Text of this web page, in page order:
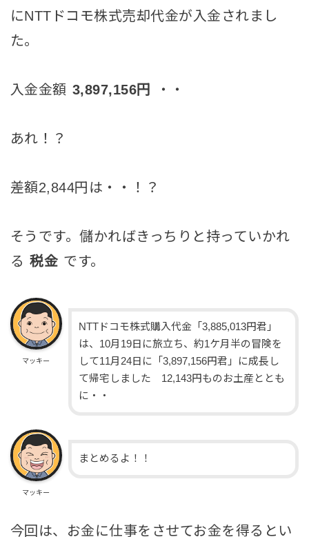
にNTTドコモ株式売却代金が入金されまし
た。
入金金額 3,897,156円 ・・
あれ！？
差額2,844円は・・！？
そうです。儲かればきっちりと持っていかれ
る 税金 です。
マッキー
NTTドコモ株式購入代金「3,885,013円君」
は、10月19日に旅立ち、約1ケ月半の冒険を
して11月24日に「3,897,156円君」に成長し
て帰宅しました 12,143円ものお土産ととも
に・・
マッキー
まとめるよ！！
今回は、お金に仕事をさせてお金を得るとい